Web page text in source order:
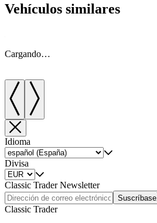
Vehículos similares
Cargando…
Idioma
Divisa
Classic Trader Newsletter
Suscríbase
Classic Trader